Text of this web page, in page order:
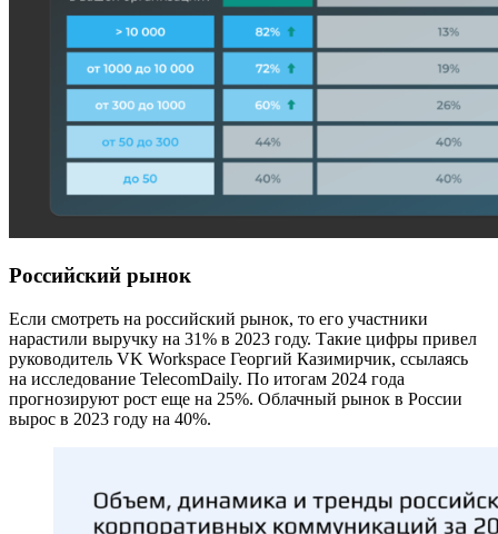
Российский рынок
Если смотреть на российский рынок, то его участники
нарастили выручку на 31% в 2023 году. Такие цифры привел
руководитель VK Workspace Георгий Казимирчик, ссылаясь
на исследование TelecomDaily. По итогам 2024 года
прогнозируют рост еще на 25%. Облачный рынок в России
вырос в 2023 году на 40%.